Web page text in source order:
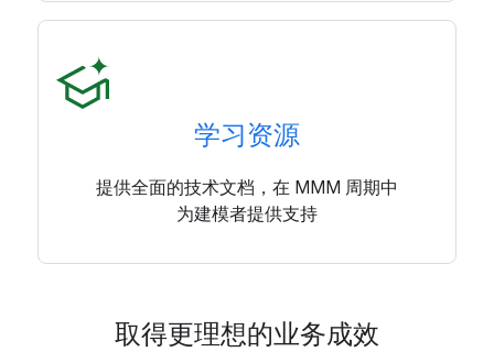
学习资源
提供全面的技术文档，在 MMM 周期中
为建模者提供支持
取得更理想的业务成效